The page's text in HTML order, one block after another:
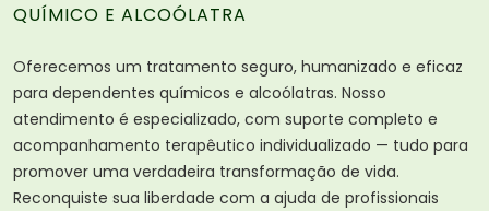
QUÍMICO E ALCOÓLATRA
Oferecemos um tratamento seguro, humanizado e eficaz
para dependentes químicos e alcoólatras. Nosso
atendimento é especializado, com suporte completo e
acompanhamento terapêutico individualizado — tudo para
promover uma verdadeira transformação de vida.
Reconquiste sua liberdade com a ajuda de profissionais